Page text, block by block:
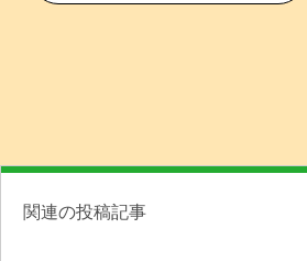
関連の投稿記事